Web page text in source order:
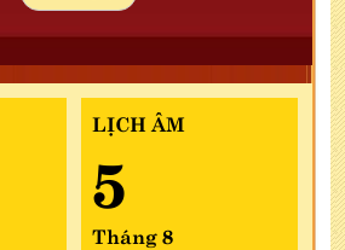
LỊCH ÂM
5
Tháng 8